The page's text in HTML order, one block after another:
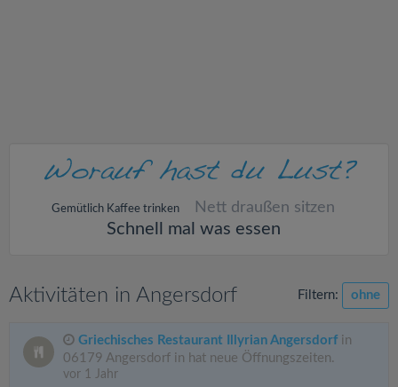
Gemütlich Kaffee trinken Nett draußen sitzen
Schnell mal was essen
Aktivitäten in Angersdorf Filtern: ohne
Griechisches Restaurant Illyrian Angersdorf in
06179 Angersdorf in hat neue Öffnungszeiten.
vor 1 Jahr